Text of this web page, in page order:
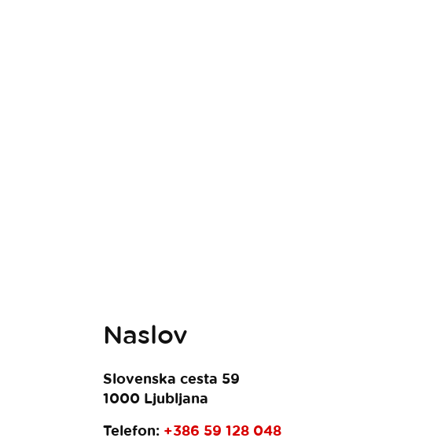
Naslov
Slovenska cesta 59
1000 Ljubljana
Telefon: +386 59 128 048